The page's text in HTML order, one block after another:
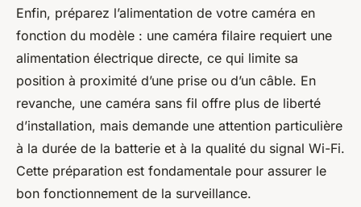
Enfin, préparez l’alimentation de votre caméra en
fonction du modèle : une caméra filaire requiert une
alimentation électrique directe, ce qui limite sa
position à proximité d’une prise ou d’un câble. En
revanche, une caméra sans fil offre plus de liberté
d’installation, mais demande une attention particulière
à la durée de la batterie et à la qualité du signal Wi-Fi.
Cette préparation est fondamentale pour assurer le
bon fonctionnement de la surveillance.